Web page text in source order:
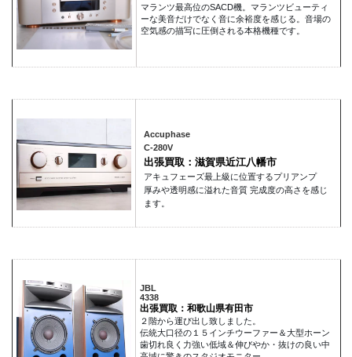
マランツ最高位のSACD機。マランツビューティ
ーな美音だけでなく音に余裕度を感じる。音場の
空気感の描写に圧倒される本格機種です。
Accuphase
C-280V
出張買取：滋賀県近江八幡市
アキュフェーズ最上級に位置するプリアンプ
厚みや透明感に溢れた音質 完成度の高さを感じ
ます。
JBL
4338
出張買取：和歌山県有田市
２階から運び出し致しました。
伝統大口径の１５インチウーファー＆大型ホーン
歯切れ良く力強い低域＆伸びやか・抜けの良い中